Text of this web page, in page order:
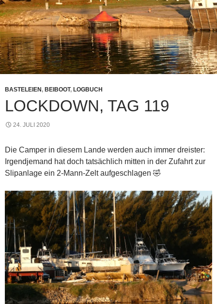
BASTELEIEN , BEIBOOT, LOGBUCH
LOCKDOWN, TAG 119
24. JULI 2020
Die Camper in diesem Lande werden auch immer dreister:
Irgendjemand hat doch tatsächlich mitten in der Zufahrt zur
Slipanlage ein 2-Mann-Zelt aufgeschlagen 🤣